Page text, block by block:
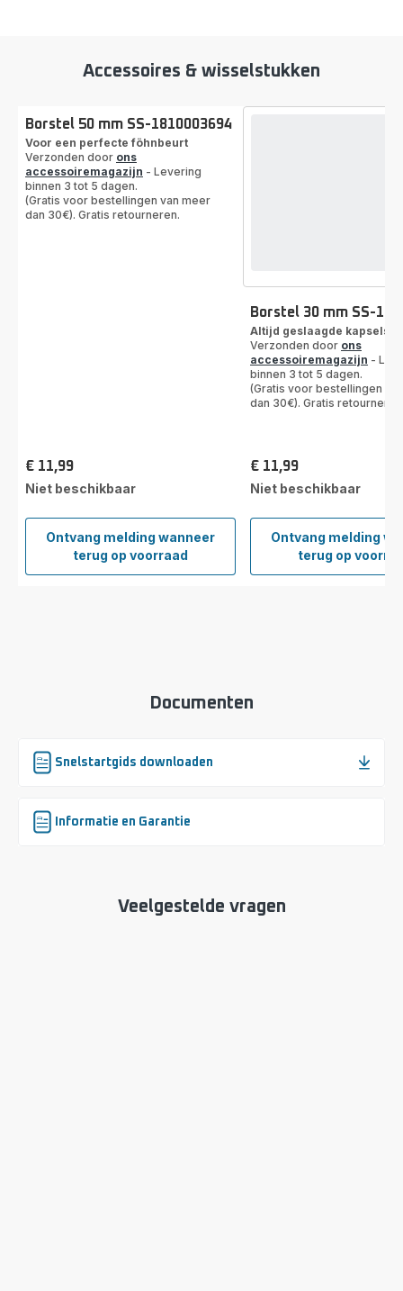
Accessoires & wisselstukken
Ontvang melding wanneer
terug op voorraad
Borstel
50 mm
Borstel 50 mm SS-1810003694
Voor een perfecte föhnbeurt
Verzonden door ons
accessoiremagazijn - Levering
binnen 3 tot 5 dagen.
(Gratis voor bestellingen van meer
dan 30€). Gratis retourneren.
Prijs
€ 11,99
Niet beschikbaar
Ontvang melding
terug op
30
Borstel 30 mm SS-
Altijd geslaagde kapsels
Verzonden door ons
accessoiremagazijn -
binnen 3 tot 5 dagen.
(Gratis voor bestellingen
dan 30€). Gratis
Prijs
€ 11,99
Niet beschikbaar
Documenten
Snelstartgids downloaden
Informatie en Garantie
Veelgestelde vragen